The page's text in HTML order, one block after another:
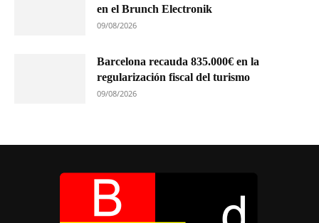
en el Brunch Electronik
09/08/2026
Barcelona recauda 835.000€ en la
regularización fiscal del turismo
09/08/2026